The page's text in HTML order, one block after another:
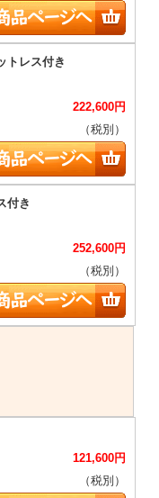
222,600円
（税別）
252,600円
（税別）
121,600円
（税別）